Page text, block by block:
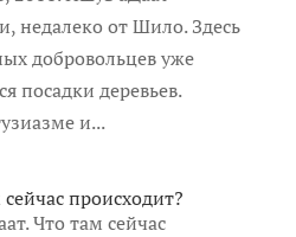
недалеко от Шило. Здесь
добровольцев уже
посадки деревьев.
и...
происходит?
Что там сейчас